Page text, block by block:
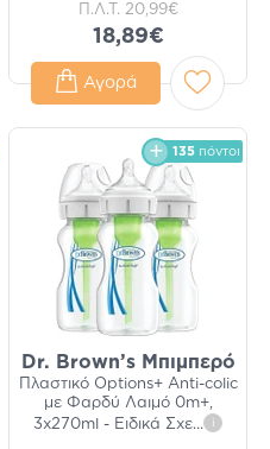
Π.Λ.Τ. 20,99€
18,89€
Αγορά
135 πόντοι
Dr. Brown’s Μπιμπερό
Πλαστικό Options+ Anti-colic
με Φαρδύ Λαιμό 0m+,
3x270ml - Ειδικά Σχε... i